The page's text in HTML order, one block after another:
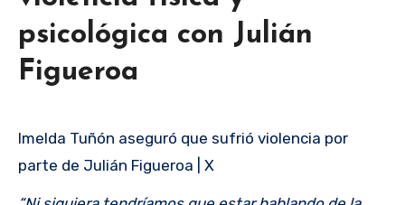
psicológica con Julián
Figueroa
Imelda Tuñón aseguró que sufrió violencia por
parte de Julián Figueroa | X